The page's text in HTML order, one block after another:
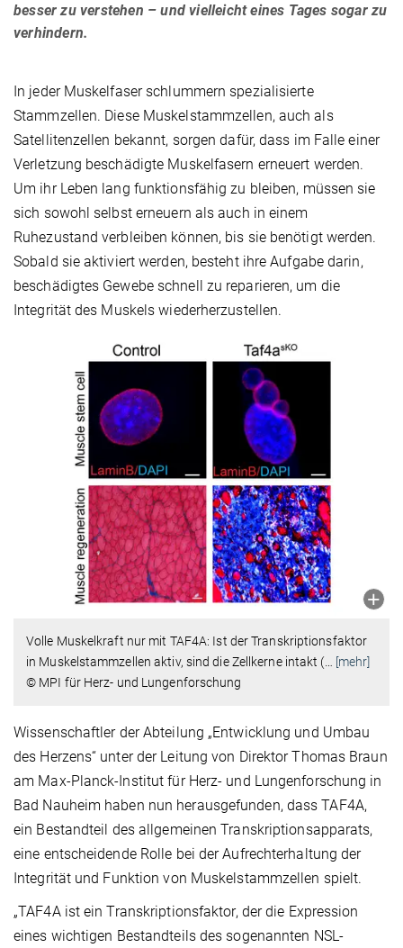
besser zu verstehen – und vielleicht eines Tages sogar zu
verhindern.
In jeder Muskelfaser schlummern spezialisierte
Stammzellen. Diese Muskelstammzellen, auch als
Satellitenzellen bekannt, sorgen dafür, dass im Falle einer
Verletzung beschädigte Muskelfasern erneuert werden.
Um ihr Leben lang funktionsfähig zu bleiben, müssen sie
sich sowohl selbst erneuern als auch in einem
Ruhezustand verbleiben können, bis sie benötigt werden.
Sobald sie aktiviert werden, besteht ihre Aufgabe darin,
beschädigtes Gewebe schnell zu reparieren, um die
Integrität des Muskels wiederherzustellen.
Volle Muskelkraft nur mit TAF4A: Ist der Transkriptionsfaktor
in Muskelstammzellen aktiv, sind die Zellkerne intakt (… [mehr]
© MPI für Herz- und Lungenforschung
Wissenschaftler der Abteilung „Entwicklung und Umbau
des Herzens“ unter der Leitung von Direktor Thomas Braun
am Max-Planck-Institut für Herz- und Lungenforschung in
Bad Nauheim haben nun herausgefunden, dass TAF4A,
ein Bestandteil des allgemeinen Transkriptionsapparats,
eine entscheidende Rolle bei der Aufrechterhaltung der
Integrität und Funktion von Muskelstammzellen spielt.
„TAF4A ist ein Transkriptionsfaktor, der die Expression
eines wichtigen Bestandteils des sogenannten NSL-